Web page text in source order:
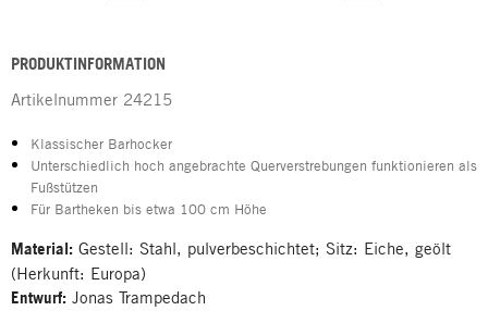
PRODUKTINFORMATION
Artikelnummer 24215
Klassischer Barhocker
Unterschiedlich hoch angebrachte Querverstrebungen funktionieren als
Fußstützen
Für Bartheken bis etwa 100 cm Höhe
Material: Gestell: Stahl, pulverbeschichtet; Sitz: Eiche, geölt
(Herkunft: Europa)
Entwurf: Jonas Trampedach